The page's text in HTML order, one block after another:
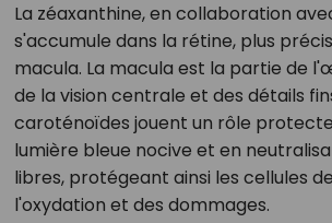
La zéaxanthine, en collaboration
s'accumule dans la rétine, plus
macula. La macula est la partie de
de la vision centrale et des détails
caroténoïdes jouent un rôle
lumière bleue nocive et en
libres, protégeant ainsi les cellules
l'oxydation et des dommages.